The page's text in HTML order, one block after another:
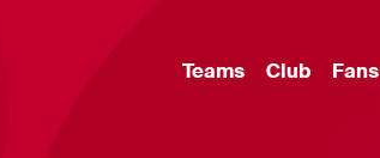
Teams Club Fans